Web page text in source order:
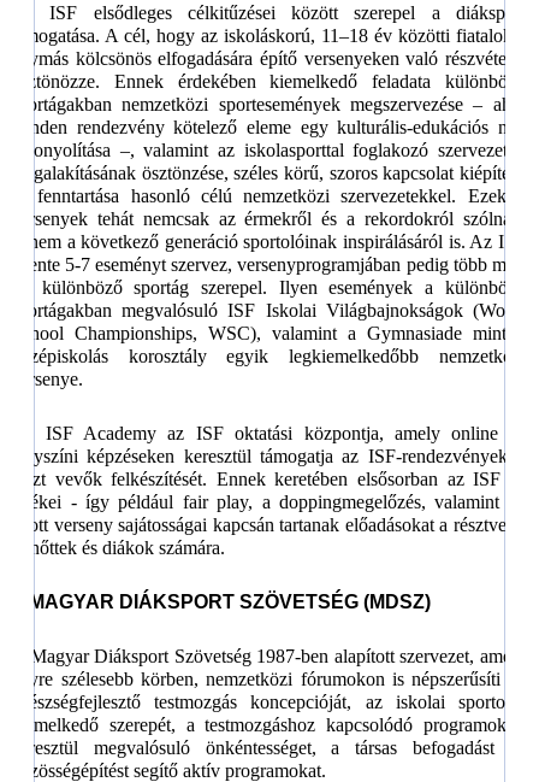
Az ISF elsődleges célkitűzései között szerepel a diáksport
támogatása. A cél, hogy az iskoláskorú, 11–18 év közötti fiatalokat
egymás kölcsönös elfogadására építő versenyeken való részvételre
ösztönözze. Ennek érdekében kiemelkedő feladata különböző
sportágakban nemzetközi sportesemények megszervezése – ahol
minden rendezvény kötelező eleme egy kulturális-edukációs nap
lebonyolítása –, valamint az iskolasporttal foglakozó szervezetek
megalakításának ösztönzése, széles körű, szoros kapcsolat kiépítése
és fenntartása hasonló célú nemzetközi szervezetekkel. Ezek a
versenyek tehát nemcsak az érmekről és a rekordokról szólnak,
hanem a következő generáció sportolóinak inspirálásáról is. Az ISF
évente 5-7 eseményt szervez, versenyprogramjában pedig több mint
30 különböző sportág szerepel. Ilyen események a különböző
sportágakban megvalósuló ISF Iskolai Világbajnokságok (World
School Championships, WSC), valamint a Gymnasiade mint a
középiskolás korosztály egyik legkiemelkedőbb nemzetközi
versenye.
Az ISF Academy az ISF oktatási központja, amely online és
helyszíni képzéseken keresztül támogatja az ISF-rendezvényeken
részt vevők felkészítését. Ennek keretében elsősorban az ISF és
értékei - így például fair play, a doppingmegelőzés, valamint az
adott verseny sajátosságai kapcsán tartanak előadásokat a résztvevő
felnőttek és diákok számára.
A MAGYAR DIÁKSPORT SZÖVETSÉG (MDSZ)
A Magyar Diáksport Szövetség 1987-ben alapított szervezet, amely
egyre szélesebb körben, nemzetközi fórumokon is népszerűsíti az
egészségfejlesztő testmozgás koncepcióját, az iskolai sportolás
kiemelkedő szerepét, a testmozgáshoz kapcsolódó programokon
keresztül megvalósuló önkéntességet, a társas befogadást és
közösségépítést segítő aktív programokat.